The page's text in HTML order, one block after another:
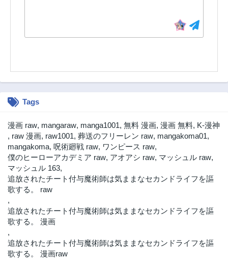
3ヶ月前 3ヶ月前
第49話
第47話
3ヶ月前
第46話
3ヶ月前
第45話
2年前
第44話
第43話
2年前
第42話
第41話
2年前
第40話
3ヶ月前 2年前
Tags
漫画 raw, mangaraw, manga1001, 無料 漫画, 漫画 無料, K-漫神
, raw 漫画, raw1001, 葬送のフリーレン raw, mangakoma01,
mangakoma, 呪術廻戦 raw, ワンピース raw,
僕のヒーローアカデミア raw, アオアシ raw, マッシュル raw,
マッシュル 163,
追放されたチート付与魔術師は気ままなセカンドライフを謳
歌する。 raw
,
追放されたチート付与魔術師は気ままなセカンドライフを謳
歌する。 漫画
,
追放されたチート付与魔術師は気ままなセカンドライフを謳
歌する。 漫画raw